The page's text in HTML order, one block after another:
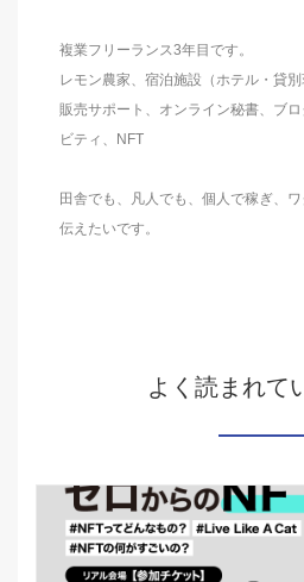
複業フリーランス3年目です。
レモン農家、宿泊施設（ホテル・貸
販売サポート、オンライン秘書、ブ
ビティ、NFT
田舎でも、凡人でも、個人で稼ぎ、
伝えたいです。
よく読まれて